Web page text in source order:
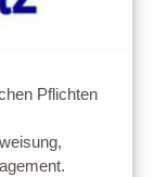
Pflichten